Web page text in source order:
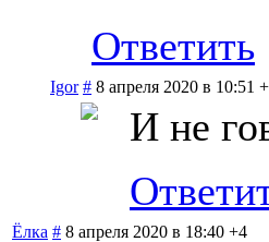
Ответить
Igor # 8 апреля 2020 в 10:51
И не
Ёлка # 8 апреля 2020 в 18:40 +4